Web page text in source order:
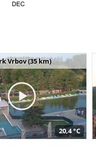
Vrbov (35 km)
20,4 °C